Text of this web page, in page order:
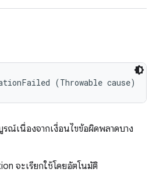
(Throwable cause)
รณ์เนื่องจากเงื่อนไขข้อผิดพลาดบาง
จะเรียกใช้โดยอัตโนมัติ